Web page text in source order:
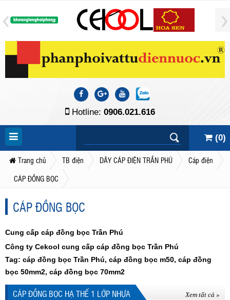
Hotline: 0906.021.616
(0)
Trang chủ TB điện DÂY CÁP ĐIỆN TRẦN PHÚ
Cáp điện
CÁP ĐỒNG BỌC
CÁP ĐỒNG BỌC
Cung cấp cáp đồng bọc Trần Phú
Công ty Cekool cung cấp cáp đồng bọc Trần Phú
Tag: cáp đồng bọc Trần Phú, cáp đồng bọc m50, cáp đồng
bọc 50mm2, cáp đồng bọc 70mm2
CÁP ĐỒNG BỌC HẠ THẾ 1 LỚP NHỰA Xem tất cả »